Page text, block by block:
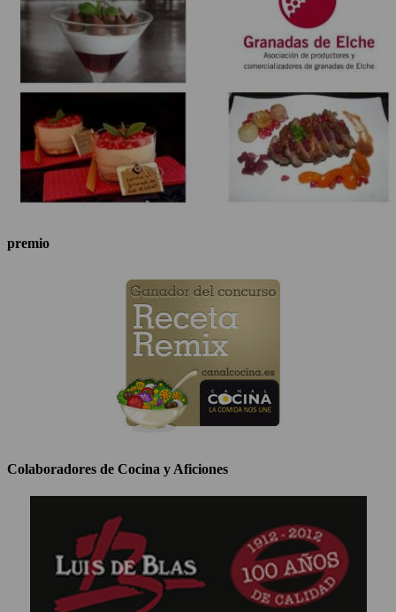
premio
Colaboradores de Cocina y Aficiones